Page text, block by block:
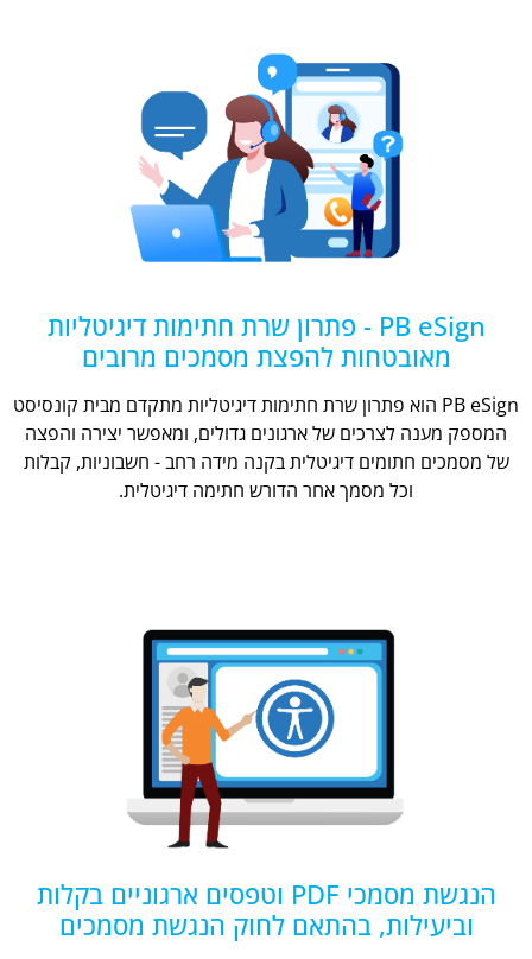
PB eSign - פתרון שרת חתימות דיגיטליות
מאובטחות להפצת מסמכים מרובים
PB eSign הוא פתרון שרת חתימות דיגיטליות מתקדם מבית קונסיסט
המספק מענה לצרכים של ארגונים גדולים, ומאפשר יצירה והפצה
של מסמכים חתומים דיגיטלית בקנה מידה רחב - חשבוניות, קבלות
וכל מסמך אחר הדורש חתימה דיגיטלית.
הנגשת מסמכי PDF וטפסים ארגוניים בקלות
וביעילות, בהתאם לחוק הנגשת מסמכים